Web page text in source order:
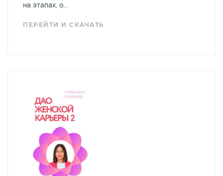
на этапах, о...
ПЕРЕЙТИ И СКАЧАТЬ